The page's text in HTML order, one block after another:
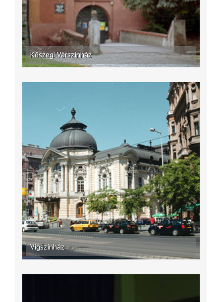
Kőszegi Várszínház
Vígszínház